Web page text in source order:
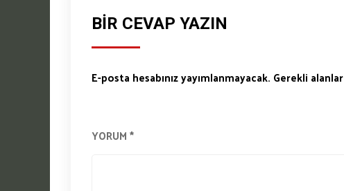
BIR CEVAP YAZIN
E-posta hesabınız yayımlanmayacak. Gerekli alanlar
YORUM*